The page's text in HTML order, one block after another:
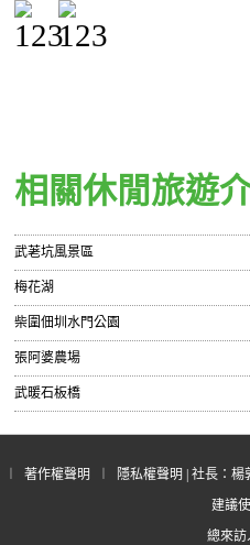
相關休閒旅遊
武荖坑風景區
梅花湖
柴圍佃圳水門公園
張阿婆農場
武暖石板橋
著作權聲明 隱私權聲明 | 社長：
建議
總來訪